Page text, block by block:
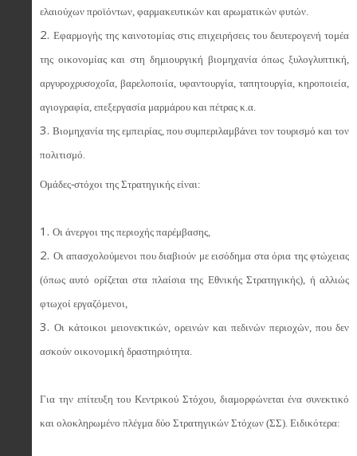
ελαιούχων προϊόντων, φαρμακευτικών και αρωματικών φυτών.
Εφαρμογής της καινοτομίας στις επιχειρήσεις του δευτερογενή τομέα
της οικονομίας και στη δημιουργική βιομηχανία όπως ξυλογλυπτική,
αργυροχρυσοχοΐα, βαρελοποιία, υφαντουργία, ταπητουργία, κηροποιεία,
αγιογραφία, επεξεργασία μαρμάρου και πέτρας κ.α.
Βιομηχανία της εμπειρίας, που συμπεριλαμβάνει τον τουρισμό και τον
πολιτισμό.
Ομάδες-στόχοι της Στρατηγικής είναι:
Οι άνεργοι της περιοχής παρέμβασης,
Οι απασχολούμενοι που διαβιούν με εισόδημα στα όρια της φτώχειας
(όπως αυτό ορίζεται στα πλαίσια της Εθνικής Στρατηγικής), ή αλλιώς
φτωχοί εργαζόμενοι,
Οι κάτοικοι μειονεκτικών, ορεινών και πεδινών περιοχών, που δεν
ασκούν οικονομική δραστηριότητα.
Για την επίτευξη του Κεντρικού Στόχου, διαμορφώνεται ένα συνεκτικό
και ολοκληρωμένο πλέγμα δύο Στρατηγικών Στόχων (ΣΣ). Ειδικότερα: